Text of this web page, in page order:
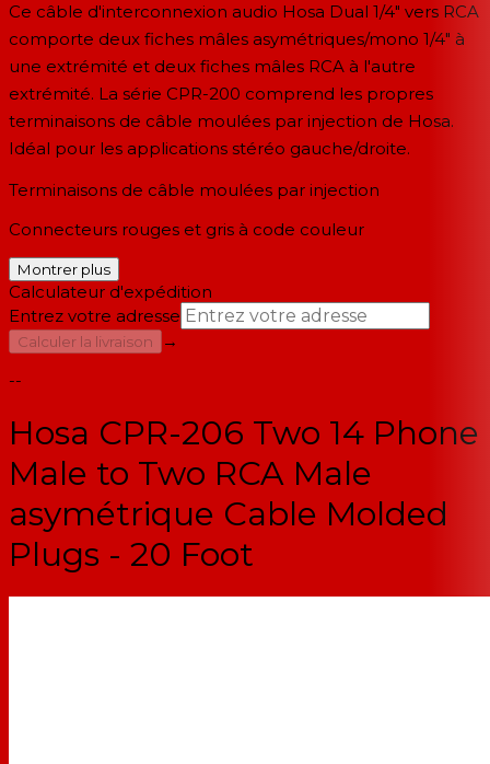
Ce câble d'interconnexion audio Hosa Dual 1/4" vers RCA
comporte deux fiches mâles asymétriques/mono 1/4" à
une extrémité et deux fiches mâles RCA à l'autre
extrémité. La série CPR-200 comprend les propres
terminaisons de câble moulées par injection de Hosa.
Idéal pour les applications stéréo gauche/droite.
Terminaisons de câble moulées par injection
Connecteurs rouges et gris à code couleur
Montrer plus
Calculateur d'expédition
Entrez votre adresse
Calculer la livraison
→
--
Hosa CPR-206 Two 14 Phone
Male to Two RCA Male
asymétrique Cable Molded
Plugs - 20 Foot